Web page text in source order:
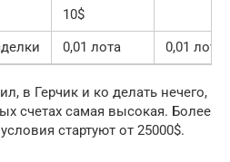
10$
0,01 лота 0,01 лота
в Герчик и ко делать нечего,
счетах самая высокая. Более
стартуют от 25000$.